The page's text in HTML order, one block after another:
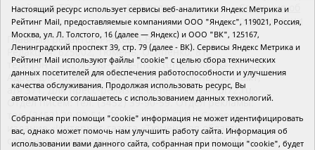
районов ТО
RSS поток
Сведения об
организации
Главный редактор Рябков А.В.
Редакция: 625002, Тюмень, Осипенко, 81,
телефон (3452)49-00-18, e-mail: tumentoday@obl72.ru
Адрес для писем: 625000, Россия, Тюмень, Почтамт,
а/я 371. Для пресс-релизов: tumentoday@obl72.ru.
Отдел писем: тел. (3452) 39-90-59. Отдел рекламы:
тел. (3452) 39-90-51. Регистрация СМИ: Сетевое
издание «Интернет-газета «Тюменская область
сегодня», свидетельство о регистрации СМИ Эл №
Настоящий ресурс использует сервисы веб-аналитики Яндекс Метрика и
Рейтинг Mail, предоставляемые компаниями ООО "Яндекс", 119021, Россия,
Москва, ул. Л. Толстого, 16 (далее — Яндекс) и ООО "ВК", 125167,
Ленинградский проспект 39, стр. 79 (далее - ВК). Сервисы Яндекс Метрика и
Рейтинг Mail используют файлы "cookie" с целью сбора технических
данных посетителей для обеспечения работоспособности и улучшения
качества обслуживания. Продолжая использовать ресурс, Вы
автоматически соглашаетесь с использованием данных технологий.
Собранная при помощи "cookie" информация не может идентифицировать
вас, однако может помочь нам улучшить работу сайта. Информация об
использовании вами данного сайта, собранная при помощи "cookie", будет